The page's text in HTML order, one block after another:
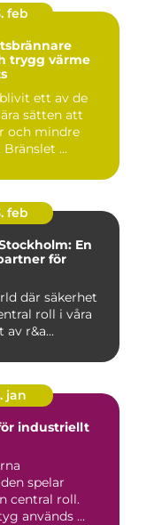
feb
trygg värme
ett av de
sätten att
och mindre
...
feb
En
för
där säkerhet
roll i våra
av r&a...
jan
industriellt
spelar
central roll.
används ...